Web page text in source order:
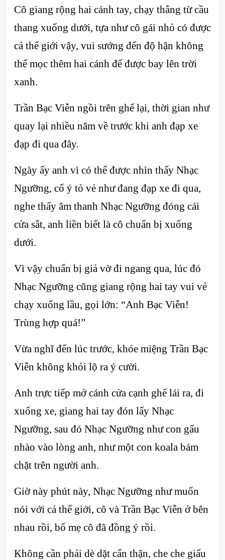
Cô giang rộng hai cánh tay, chạy thẳng từ cầu
thang xuống dưới, tựa như cô gái nhỏ có được
cả thế giới vậy, vui sướng đến độ hận không
thể mọc thêm hai cánh để được bay lên trời
xanh.
Trần Bạc Viễn ngồi trên ghế lại, thời gian như
quay lại nhiều năm về trước khi anh đạp xe
đạp đi qua đây.
Ngày ấy anh vì có thể được nhìn thấy Nhạc
Ngưỡng, cố ý tỏ vẻ như đang đạp xe đi qua,
nghe thấy âm thanh Nhạc Ngưỡng đóng cái
cửa sắt, anh liền biết là cô chuẩn bị xuống
dưới.
Vì vậy chuẩn bị giả vờ đi ngang qua, lúc đó
Nhạc Ngưỡng cũng giang rộng hai tay vui vẻ
chạy xuống lầu, gọi lớn: “Anh Bạc Viễn!
Trùng hợp quá!”
Vừa nghĩ đến lúc trước, khóe miệng Trần Bạc
Viễn không khỏi lộ ra ý cười.
Anh trực tiếp mở cánh cửa cạnh ghế lái ra, đi
xuống xe, giang hai tay đón lấy Nhạc
Ngưỡng, sau đó Nhạc Ngưỡng như con gấu
nhào vào lòng anh, như một con koala bám
chặt trên người anh.
Giờ này phút này, Nhạc Ngưỡng như muốn
nói với cả thế giới, cô và Trần Bạc Viễn ở bên
nhau rồi, bố mẹ cô đã đồng ý rồi.
Không cần phải dè dặt cẩn thận, che che giấu